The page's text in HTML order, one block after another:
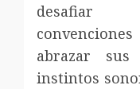
abrazar sus
instintos